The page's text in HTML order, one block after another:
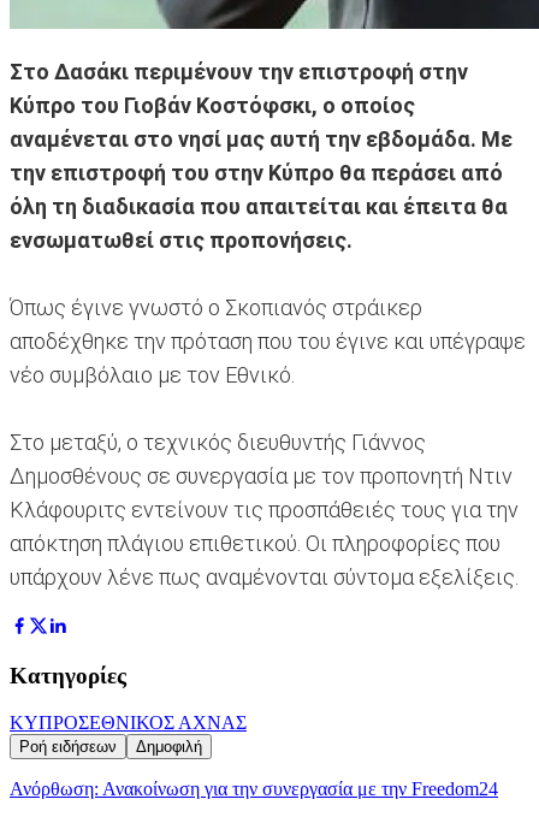
Στο Δασάκι περιμένουν την επιστροφή στην
Κύπρο του Γιοβάν Κοστόφσκι, ο οποίος
αναμένεται στο νησί μας αυτή την εβδομάδα. Με
την επιστροφή του στην Κύπρο θα περάσει από
όλη τη διαδικασία που απαιτείται και έπειτα θα
ενσωματωθεί στις προπονήσεις.
Όπως έγινε γνωστό ο Σκοπιανός στράικερ
αποδέχθηκε την πρόταση που του έγινε και υπέγραψε
νέο συμβόλαιο με τον Εθνικό.
Στο μεταξύ, ο τεχνικός διευθυντής Γιάννος
Δημοσθένους σε συνεργασία με τον προπονητή Ντιν
Κλάφουριτς εντείνουν τις προσπάθειές τους για την
απόκτηση πλάγιου επιθετικού. Οι πληροφορίες που
υπάρχουν λένε πως αναμένονται σύντομα εξελίξεις.
Κατηγορίες
ΚΥΠΡΟΣΕΘΝΙΚΟΣ ΑΧΝΑΣ
Ροή ειδήσεων Δημοφιλή
Ανόρθωση: Ανακοίνωση για την συνεργασία με την Freedom24